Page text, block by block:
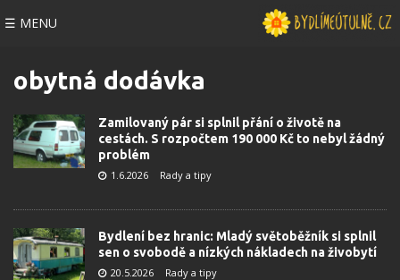
☰ MENU
obytná dodávka
Zamilovaný pár si splnil přání o životě na
cestách. S rozpočtem 190 000 Kč to nebyl žádný
problém
1.6.2026 Rady a tipy
Bydlení bez hranic: Mladý světoběžník si splnil
sen o svobodě a nízkých nákladech na živobytí
20.5.2026 Rady a tipy